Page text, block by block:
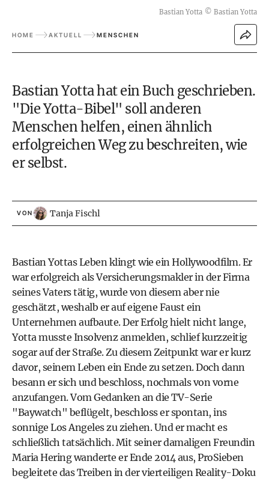
Bastian Yotta © Bastian Yotta
HOME AKTUELL MENSCHEN
Bastian Yotta hat ein Buch geschrieben.
"Die Yotta-Bibel" soll anderen
Menschen helfen, einen ähnlich
erfolgreichen Weg zu beschreiten, wie
er selbst.
VON Tanja Fischl
Bastian Yottas Leben klingt wie ein Hollywoodfilm. Er
war erfolgreich als Versicherungsmakler in der Firma
seines Vaters tätig, wurde von diesem aber nie
geschätzt, weshalb er auf eigene Faust ein
Unternehmen aufbaute. Der Erfolg hielt nicht lange,
Yotta musste Insolvenz anmelden, schlief kurzzeitig
sogar auf der Straße. Zu diesem Zeitpunkt war er kurz
davor, seinem Leben ein Ende zu setzen. Doch dann
besann er sich und beschloss, nochmals von vorne
anzufangen. Vom Gedanken an die TV-Serie
"Baywatch" beflügelt, beschloss er spontan, ins
sonnige Los Angeles zu ziehen. Und er macht es
schließlich tatsächlich. Mit seiner damaligen Freundin
Maria Hering wanderte er Ende 2014 aus, ProSieben
begleitete das Treiben in der vierteiligen Reality-Doku